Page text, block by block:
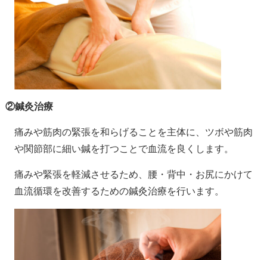
②鍼灸治療
痛みや筋肉の緊張を和らげることを主体に、ツボや筋肉
や関節部に細い鍼を打つことで血流を良くします。
痛みや緊張を軽減させるため、腰・背中・お尻にかけて
血流循環を改善するための鍼灸治療を行います。